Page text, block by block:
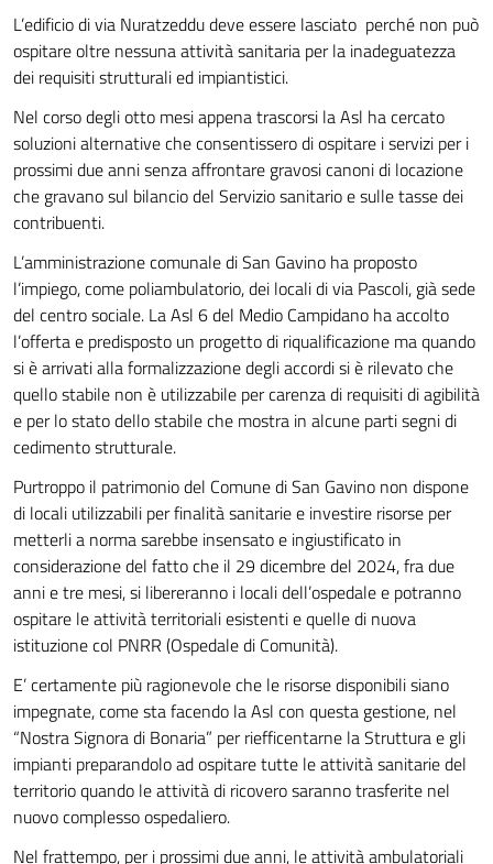
L’edificio di via Nuratzeddu deve essere lasciato perché non può
ospitare oltre nessuna attività sanitaria per la inadeguatezza
dei requisiti strutturali ed impiantistici.
Nel corso degli otto mesi appena trascorsi la Asl ha cercato
soluzioni alternative che consentissero di ospitare i servizi per i
prossimi due anni senza affrontare gravosi canoni di locazione
che gravano sul bilancio del Servizio sanitario e sulle tasse dei
contribuenti.
L’amministrazione comunale di San Gavino ha proposto
l’impiego, come poliambulatorio, dei locali di via Pascoli, già sede
del centro sociale. La Asl 6 del Medio Campidano ha accolto
l’offerta e predisposto un progetto di riqualificazione ma quando
si è arrivati alla formalizzazione degli accordi si è rilevato che
quello stabile non è utilizzabile per carenza di requisiti di agibilità
e per lo stato dello stabile che mostra in alcune parti segni di
cedimento strutturale.
Purtroppo il patrimonio del Comune di San Gavino non dispone
di locali utilizzabili per finalità sanitarie e investire risorse per
metterli a norma sarebbe insensato e ingiustificato in
considerazione del fatto che il 29 dicembre del 2024, fra due
anni e tre mesi, si libereranno i locali dell’ospedale e potranno
ospitare le attività territoriali esistenti e quelle di nuova
istituzione col PNRR (Ospedale di Comunità).
E’ certamente più ragionevole che le risorse disponibili siano
impegnate, come sta facendo la Asl con questa gestione, nel
“Nostra Signora di Bonaria” per riefficentarne la Struttura e gli
impianti preparandolo ad ospitare tutte le attività sanitarie del
territorio quando le attività di ricovero saranno trasferite nel
nuovo complesso ospedaliero.
Nel frattempo, per i prossimi due anni, le attività ambulatoriali